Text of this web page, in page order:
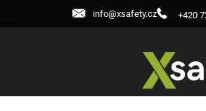
+420
info@xsafety.cz